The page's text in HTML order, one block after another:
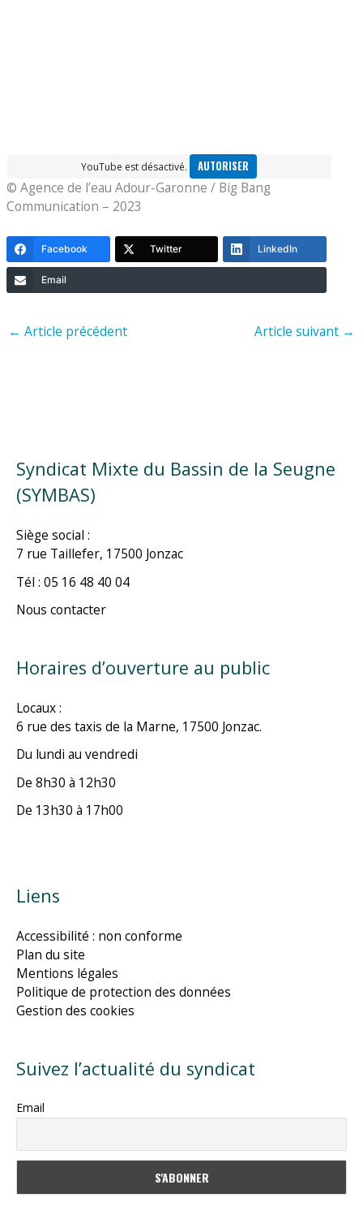
YouTube est désactivé. AUTORISER
© Agence de l’eau Adour-Garonne / Big Bang
Communication – 2023
Facebook Twitter LinkedIn
Email
← Article précédent Article suivant →
Syndicat Mixte du Bassin de la Seugne
(SYMBAS)
Siège social :
7 rue Taillefer, 17500 Jonzac
Tél : 05 16 48 40 04
Nous contacter
Horaires d’ouverture au public
Locaux :
6 rue des taxis de la Marne, 17500 Jonzac.
Du lundi au vendredi
De 8h30 à 12h30
De 13h30 à 17h00
Liens
Accessibilité : non conforme
Plan du site
Mentions légales
Politique de protection des données
Gestion des cookies
Suivez l’actualité du syndicat
Email